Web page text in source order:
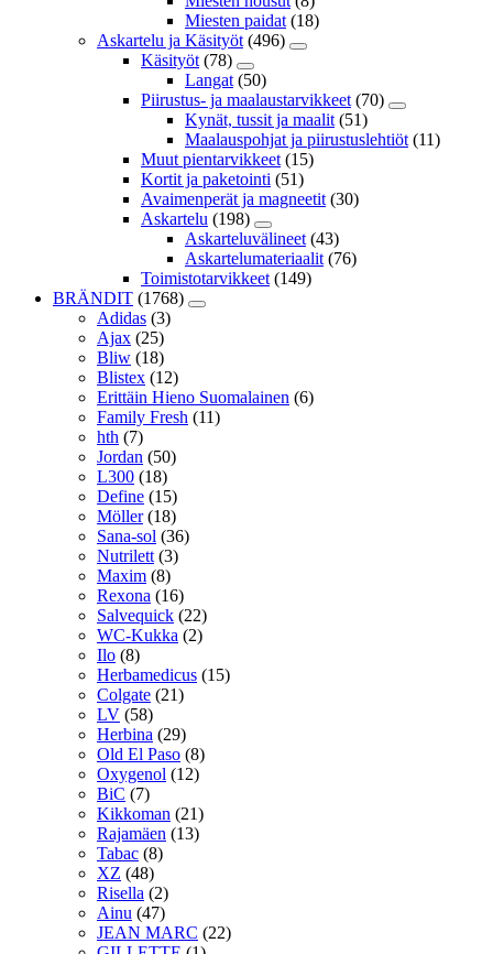
Miesten paidat (18)
Askartelu ja Käsityöt (496)
Käsityöt (78)
Langat (50)
Piirustus- ja maalaustarvikkeet (70)
Kynät, tussit ja maalit (51)
Maalauspohjat ja piirustuslehtiöt (11)
Muut pientarvikkeet (15)
Kortit ja paketointi (51)
Avaimenperät ja magneetit (30)
Askartelu (198)
Askarteluvälineet (43)
Askartelumateriaalit (76)
Toimistotarvikkeet (149)
BRÄNDIT (1768)
Adidas (3)
Ajax (25)
Bliw (18)
Blistex (12)
Erittäin Hieno Suomalainen (6)
Family Fresh (11)
hth (7)
Jordan (50)
L300 (18)
Define (15)
Möller (18)
Sana-sol (36)
Nutrilett (3)
Maxim (8)
Rexona (16)
Salvequick (22)
WC-Kukka (2)
Ilo (8)
Herbamedicus (15)
Colgate (21)
LV (58)
Herbina (29)
Old El Paso (8)
Oxygenol (12)
BiC (7)
Kikkoman (21)
Rajamäen (13)
Tabac (8)
XZ (48)
Risella (2)
Ainu (47)
JEAN MARC (22)